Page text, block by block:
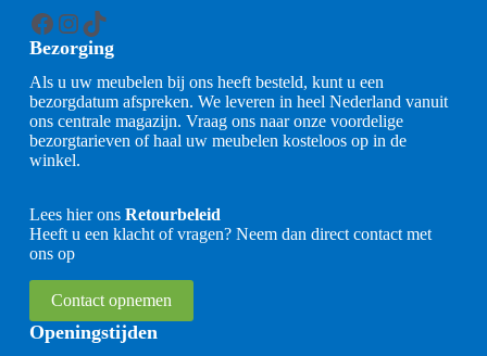
Facebook
Instagram
TikTok
Bezorging
Als u uw meubelen bij ons heeft besteld, kunt u een
bezorgdatum afspreken. We leveren in heel Nederland vanuit
ons centrale magazijn. Vraag ons naar onze voordelige
bezorgtarieven of haal uw meubelen kosteloos op in de
winkel.
Lees hier ons Retourbeleid
Heeft u een klacht of vragen? Neem dan direct contact met
ons op
Contact opnemen
Openingstijden